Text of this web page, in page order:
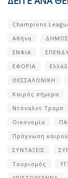
Champions
Αθήνα
ΕΝΦΙΑ
ΕΦΟΡΙΑ
ΘΕΣΣΑΛΟΝΙΚΗ
Καιρός σήμερα
Ντόναλντ Τραμπ
Οικονομία
Πρόγνωση καιρού
ΣΥΝΤΑΞΕΙΣ
Τουρισμός